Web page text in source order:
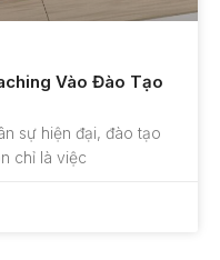
Vào Đào Tạo
sự hiện đại, đào tạo
chỉ là việc